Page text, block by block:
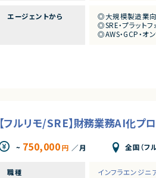
・要件整理、設計
■その他補足
・フルリモート勤
エージェントから
◎大規模製造業向
◎SRE・プラット
◎AWS・GCP・オ
◎基本リモート
【フルリモ/SRE】財務業務AI化プ
~ 750,000円 ／月 全国（フ
職種 インフラエンジニ